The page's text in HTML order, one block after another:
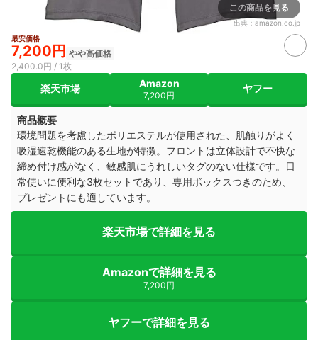
この商品を見る
出典： amazon.co.jp
最安価格
7,200円 やや高価格
2,400.0円 / 1枚
楽天市場 Amazon
7,200円
ヤフー
商品概要
環境問題を考慮したポリエステルが使用された、肌触りがよく
吸湿速乾機能のある生地が特徴。フロントは立体設計で不快な
締め付け感がなく、敏感肌にうれしいタグのない仕様です。日
常使いに便利な3枚セットであり、専用ボックスつきのため、
プレゼントにも適しています。
楽天市場で詳細を見る
Amazonで詳細を見る
7,200円
ヤフーで詳細を見る